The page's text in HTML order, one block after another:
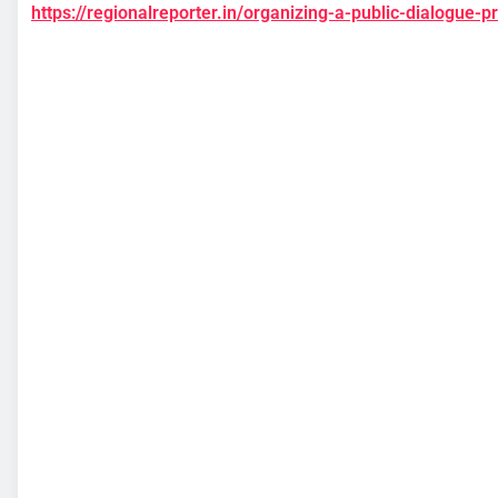
https://regionalreporter.in/organizing-a-public-dialogue-